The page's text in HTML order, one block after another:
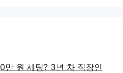
만 원 세팅? 3년 차 직장인